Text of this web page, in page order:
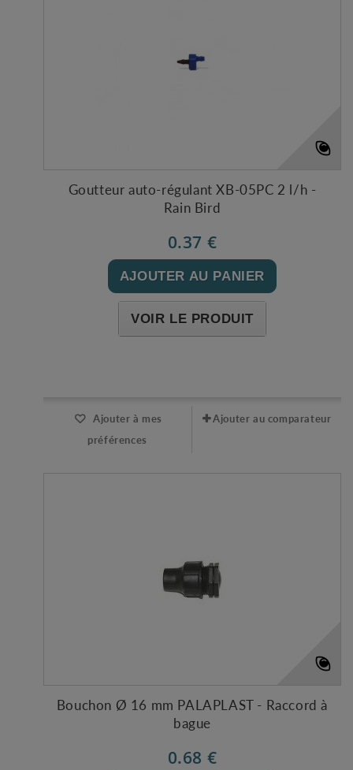
Goutteur auto-régulant XB-05PC 2 l/h -
Rain Bird
0.37 €
AJOUTER AU PANIER
VOIR LE PRODUIT
Ajouter à mes
préférences
Ajouter au comparateur
Bouchon Ø 16 mm PALAPLAST - Raccord à
bague
0.68 €